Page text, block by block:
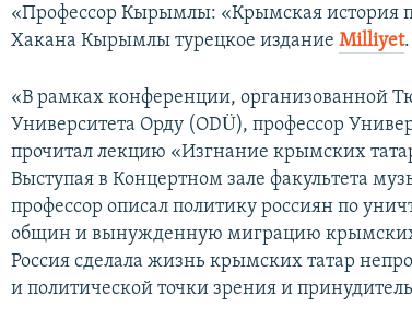
«Профессор Кырымлы: «Крымская история
Хакана Кырымлы турецкое изданиеМilliyet.
«В рамках конференции, организованной
Университета Орду (ODÜ), профессор
прочитал лекцию «Изгнание крымских
Выступая в Концертном зале факультета
профессор описал политику россиян по
общин и вынужденную миграцию
Россия сделала жизнь крымских татар
и политической точки зрения и